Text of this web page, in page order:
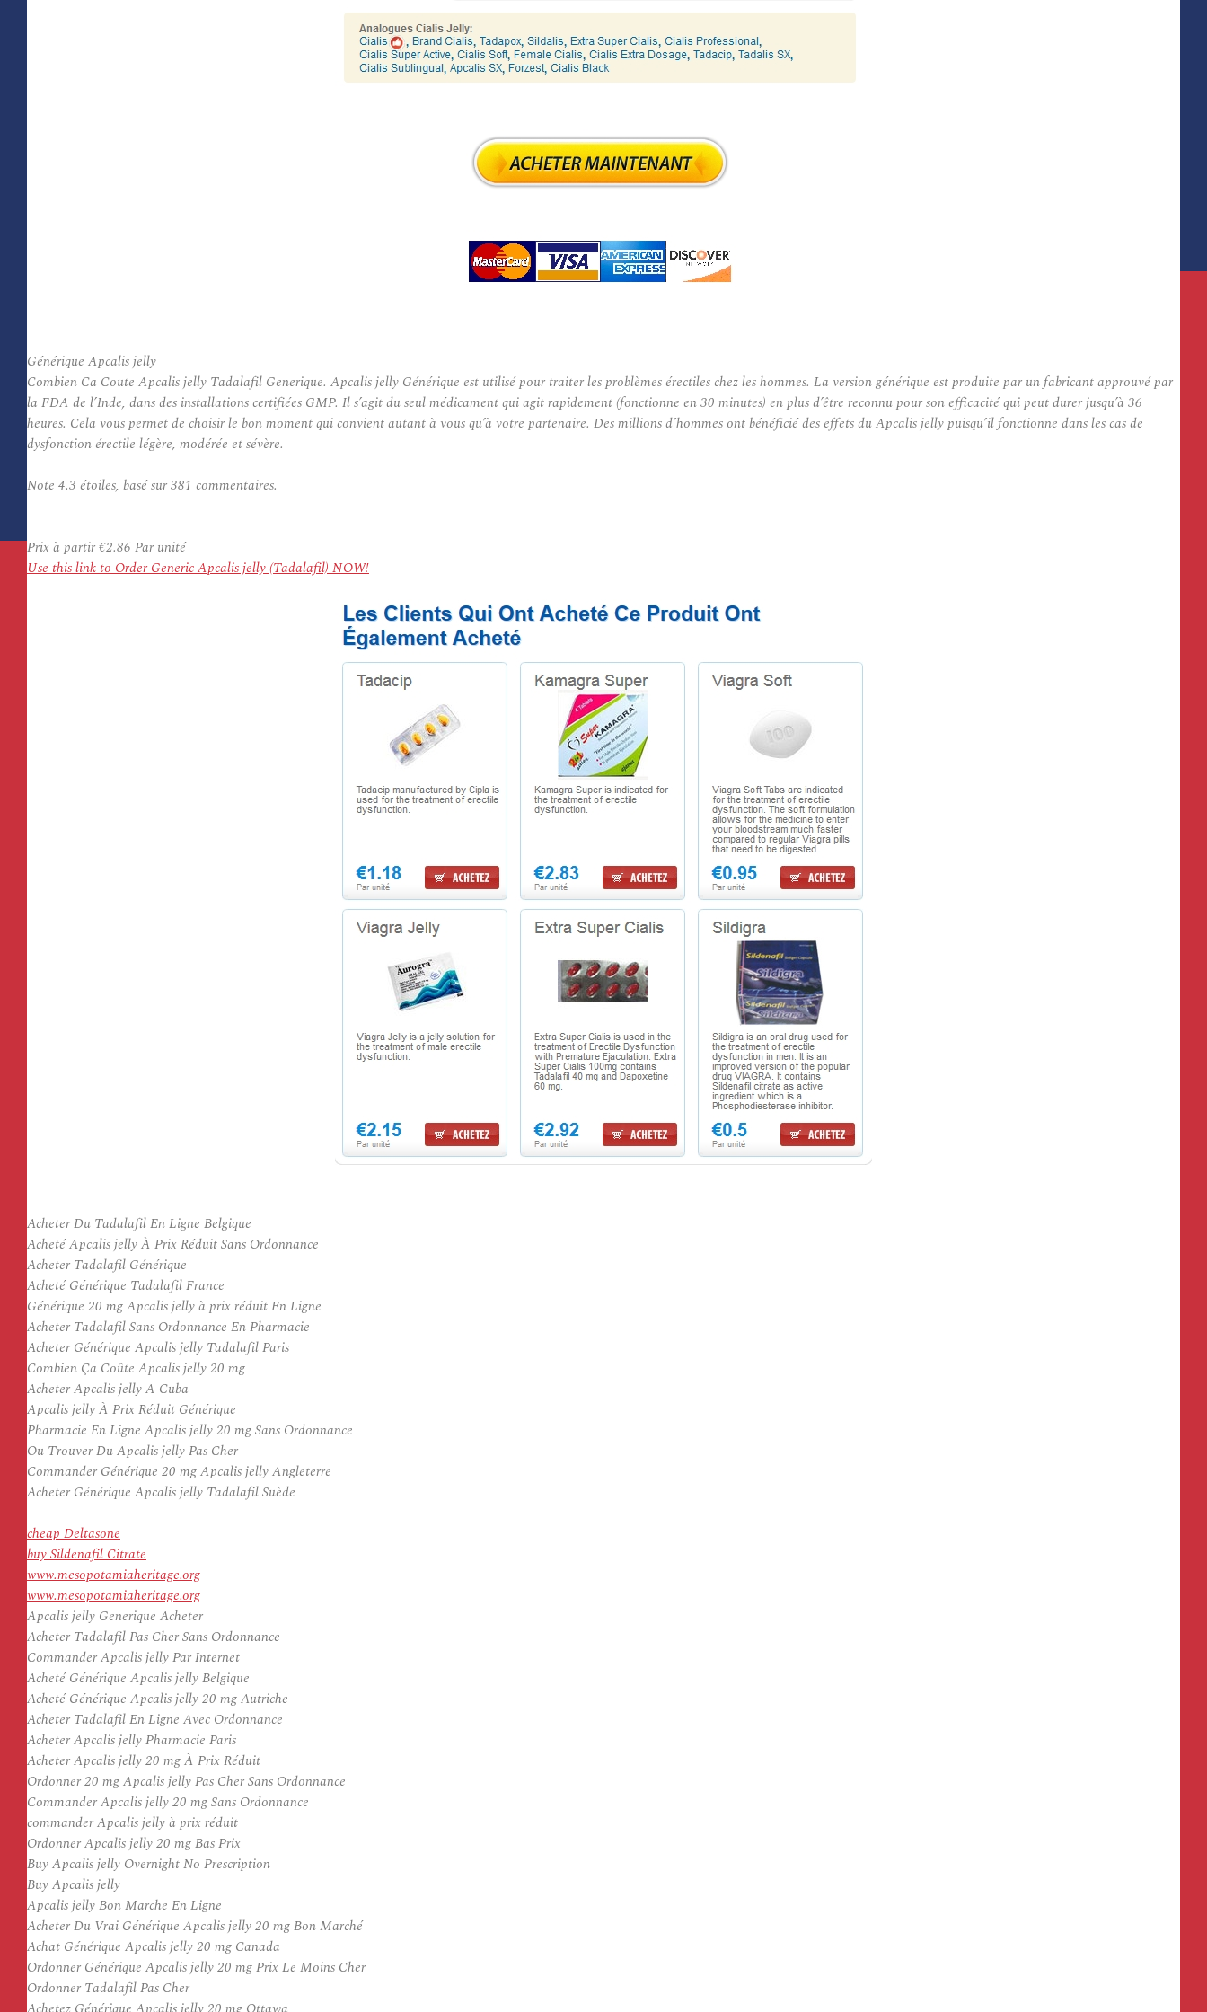
Générique Apcalis jelly
Combien Ca Coute Apcalis jelly Tadalafil Generique. Apcalis jelly Générique est utilisé pour traiter les problèmes érectiles chez les hommes. La version générique est produite par un fabricant approuvé par
la FDA de l’Inde, dans des installations certifiées GMP. Il s’agit du seul médicament qui agit rapidement (fonctionne en 30 minutes) en plus d’être reconnu pour son efficacité qui peut durer jusqu’à 36
heures. Cela vous permet de choisir le bon moment qui convient autant à vous qu’à votre partenaire. Des millions d’hommes ont bénéficié des effets du Apcalis jelly puisqu’il fonctionne dans les cas de
dysfonction érectile légère, modérée et sévère.
Note 4.3 étoiles, basé sur381 commentaires.
Prix à partir€2.86 Par unité
Use this link to Order Generic Apcalis jelly (Tadalafil) NOW!
Acheter Du Tadalafil En Ligne Belgique
Acheté Apcalis jelly À Prix Réduit Sans Ordonnance
Acheter Tadalafil Générique
Acheté Générique Tadalafil France
Générique 20 mg Apcalis jelly à prix réduit En Ligne
Acheter Tadalafil Sans Ordonnance En Pharmacie
Acheter Générique Apcalis jelly Tadalafil Paris
Combien Ça Coûte Apcalis jelly 20 mg
Acheter Apcalis jelly A Cuba
Apcalis jelly À Prix Réduit Générique
Pharmacie En Ligne Apcalis jelly 20 mg Sans Ordonnance
Ou Trouver Du Apcalis jelly Pas Cher
Commander Générique 20 mg Apcalis jelly Angleterre
Acheter Générique Apcalis jelly Tadalafil Suède
cheap Deltasone
buy Sildenafil Citrate
www.mesopotamiaheritage.org
www.mesopotamiaheritage.org
Apcalis jelly Generique Acheter
Acheter Tadalafil Pas Cher Sans Ordonnance
Commander Apcalis jelly Par Internet
Acheté Générique Apcalis jelly Belgique
Acheté Générique Apcalis jelly 20 mg Autriche
Acheter Tadalafil En Ligne Avec Ordonnance
Acheter Apcalis jelly Pharmacie Paris
Acheter Apcalis jelly 20 mg À Prix Réduit
Ordonner 20 mg Apcalis jelly Pas Cher Sans Ordonnance
Commander Apcalis jelly 20 mg Sans Ordonnance
commander Apcalis jelly à prix réduit
Ordonner Apcalis jelly 20 mg Bas Prix
Buy Apcalis jelly Overnight No Prescription
Buy Apcalis jelly
Apcalis jelly Bon Marche En Ligne
Acheter Du Vrai Générique Apcalis jelly 20 mg Bon Marché
Achat Générique Apcalis jelly 20 mg Canada
Ordonner Générique Apcalis jelly 20 mg Prix Le Moins Cher
Ordonner Tadalafil Pas Cher